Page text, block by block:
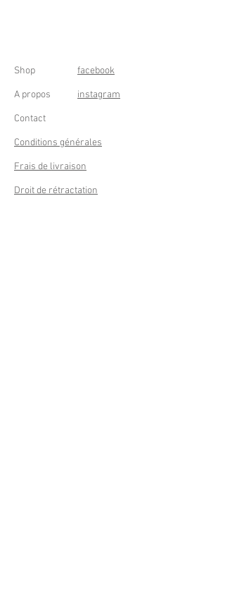
Shop
A propos
Contact
Conditions générales
Frais de livraison
Droit de rétractation
facebook
instagram